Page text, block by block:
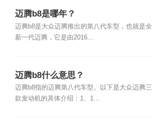
迈腾b8是哪年？
迈腾b8是大众迈腾推出的第八代车型，也就是全
新一代迈腾，它是由2016...
迈腾b8什么意思？
迈腾b8指的迈腾第八代车型。以下是大众迈腾三
款发动机的具体介绍：1、1...